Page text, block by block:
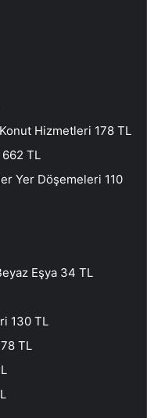
Hizmetleri 178 TL
662 TL
Yer Döşemeleri 110
Eşya 34 TL
130 TL
TL